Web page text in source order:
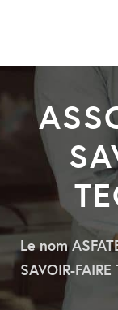
Le nom
SAVOIR-